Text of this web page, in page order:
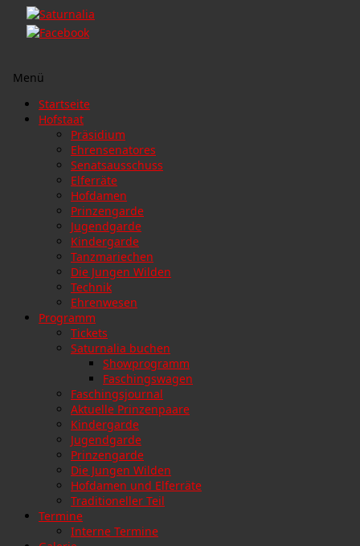
Menü
Zum
Inhalt
Startseite
Hofstaat
Präsidium
Ehrensenatores
Senatsausschuss
Elferräte
Hofdamen
Prinzengarde
Jugendgarde
Kindergarde
Tanzmariechen
Die Jungen Wilden
Technik
Ehrenwesen
Programm
Tickets
Saturnalia buchen
Showprogramm
Faschingswagen
Faschingsjournal
Aktuelle Prinzenpaare
Kindergarde
Jugendgarde
Prinzengarde
Die Jungen Wilden
Hofdamen und Elferräte
Traditioneller Teil
Termine
Interne Termine